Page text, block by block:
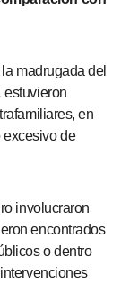
madrugada del
estuvieron
en
excesivo de
involucraron
encontrados
o dentro